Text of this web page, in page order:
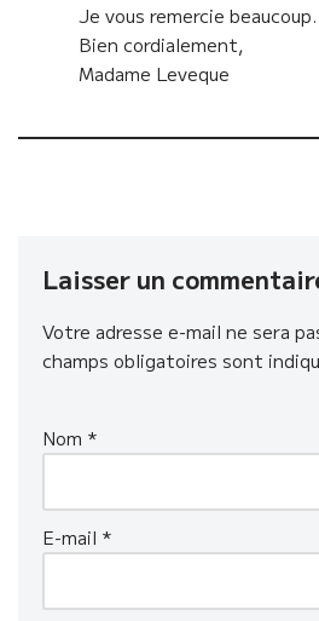
Je vous remercie beaucoup.
Bien cordialement,
Madame Leveque
Laisser un
Votre adresse e-mail ne sera
champs obligatoires sont
Nom *
E-mail *